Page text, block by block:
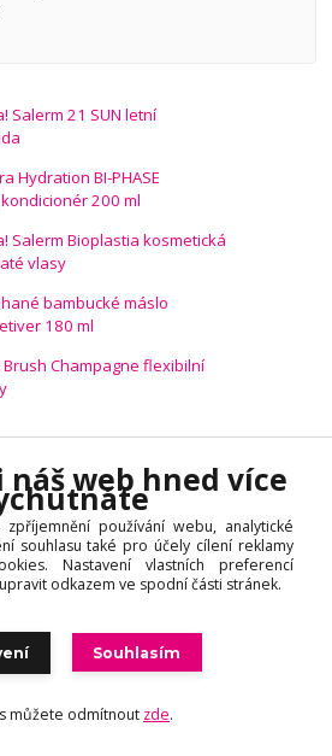
z našeho blogu
vlasů po létě
náš web hned více
používání webu, analytické
souhlasu také pro účely cílení reklamy
Nastavení vlastních preferencí
odkazem ve spodní části stránek.
Souhlasím
můžete odmítnout zde.